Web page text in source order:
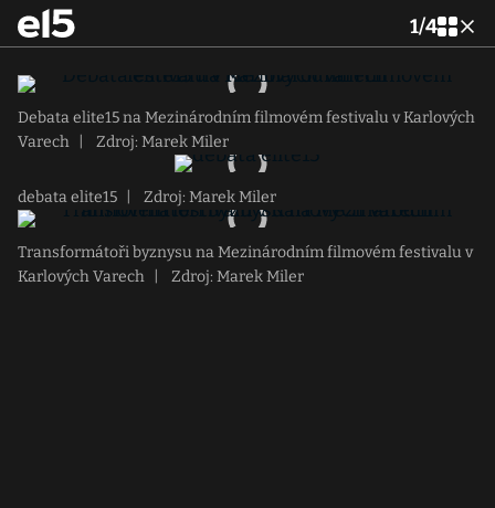
1/4
Debata elite15 na Mezinárodním filmovém festivalu v Karlových
Varech
Zdroj: Marek Miler
debata elite15 Zdroj: Marek Miler
Transformátoři byznysu na Mezinárodním filmovém festivalu v
Karlových Varech
Zdroj: Marek Miler